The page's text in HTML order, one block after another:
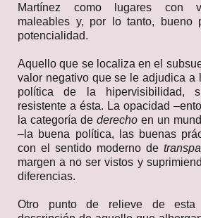
Martínez como lugares con
maleables y, por lo tanto, bueno
potencialidad.
Aquello que se localiza en el
valor negativo que se le adjudica a
política de la hipervisibilidad,
resistente a ésta. La opacidad
la categoría de derecho en un
–la buena política, las buenas
con el sentido moderno de
margen a no ser vistos y
diferencias.
Otro punto de relieve de esta